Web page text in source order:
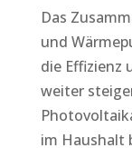
Das
und
die Effizienz
weiter
im Haushalt